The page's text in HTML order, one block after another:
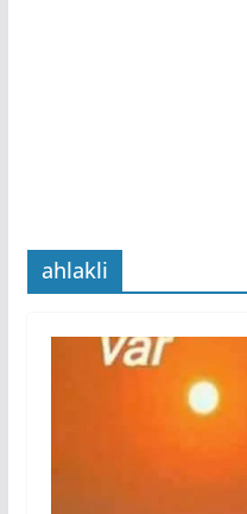
ahlakli